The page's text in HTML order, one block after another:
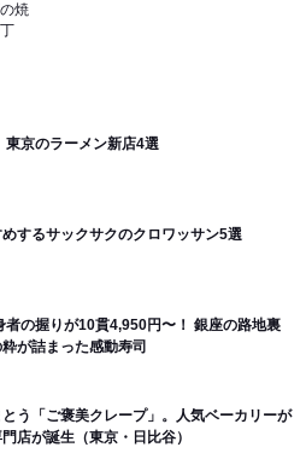
焼
東京のラーメン新店4選
するサックサクのクロワッサン5選
者の握りが10貫4,950円〜！ 銀座の路地裏
が詰まった感動寿司
う「ご褒美クレープ」。人気ベーカリーが
店が誕生（東京・日比谷）